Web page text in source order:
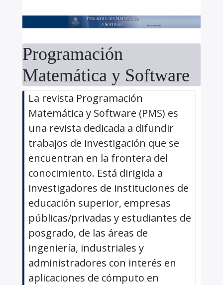
Programación
Matemática y Software
La revista Programación
Matemática y Software (PMS) es
una revista dedicada a difundir
trabajos de investigación que se
encuentran en la frontera del
conocimiento. Está dirigida a
investigadores de instituciones de
educación superior, empresas
públicas/privadas y estudiantes de
posgrado, de las áreas de
ingeniería, industriales y
administradores con interés en
aplicaciones de cómputo en